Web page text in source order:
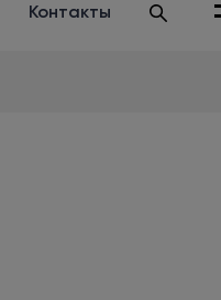
Контакты